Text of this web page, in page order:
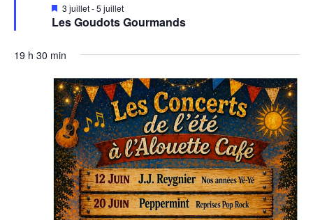
Les Goudots Gourmands
Mis
en
avant
3 juillet-5 juillet
19 h 30 min